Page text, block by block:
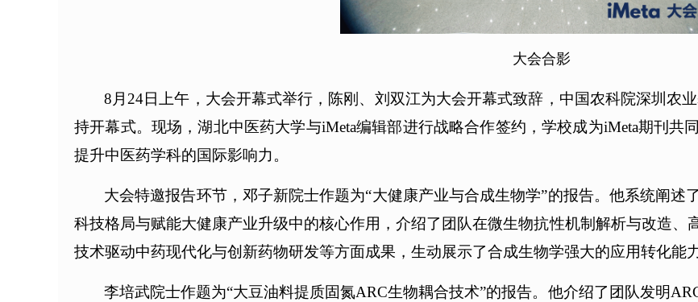
大会合影
8月24日上午，大会开幕式举行，陈刚、刘双江为大会开幕式致辞，中国农科院深圳农
持开幕式。现场，湖北中医药大学与iMeta编辑部进行战略合作签约，学校成为iMeta期刊共
提升中医药学科的国际影响力。
大会特邀报告环节，邓子新院士作题为“大健康产业与合成生物学”的报告。他系统阐述
科技格局与赋能大健康产业升级中的核心作用，介绍了团队在微生物抗性机制解析与改造、
技术驱动中药现代化与创新药物研发等方面成果，生动展示了合成生物学强大的应用转化能力
李培武院士作题为“大豆油料提质固氮ARC生物耦合技术”的报告。他介绍了团队发明